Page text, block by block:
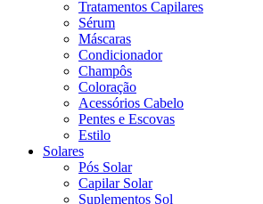
Tratamentos Capilares
Sérum
Máscaras
Condicionador
Champôs
Coloração
Acessórios Cabelo
Pentes e Escovas
Estilo
Solares
Pós Solar
Capilar Solar
Suplementos Sol